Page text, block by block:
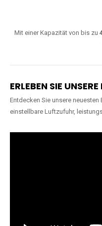
Mit einer Kapazität von bis zu
ERLEBEN SIE
Entdecken Sie unsere
einstellbare Luftzufuhr,